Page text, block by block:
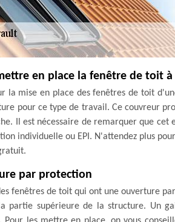
en place la fenêtre de toit à
la mise en place des fenêtres de toit
pour ce type de travail. Ce couvreur
Il est nécessaire de remarquer que cet
individuelle ou EPI. N'attendez plus
par protection
fenêtres de toit qui ont une ouverture
partie supérieure de la structure. Un